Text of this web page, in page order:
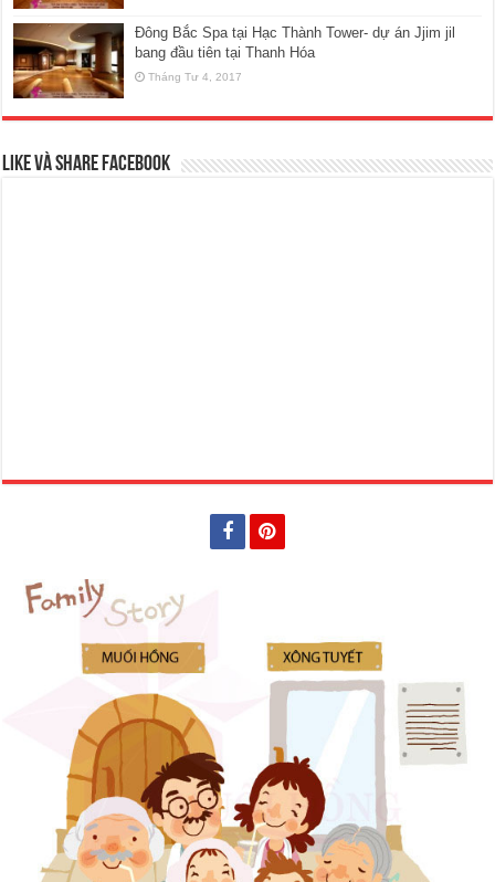
Đông Bắc Spa tại Hạc Thành Tower- dự án Jjim jil
bang đầu tiên tại Thanh Hóa
Tháng Tư 4, 2017
Like và Share Facebook